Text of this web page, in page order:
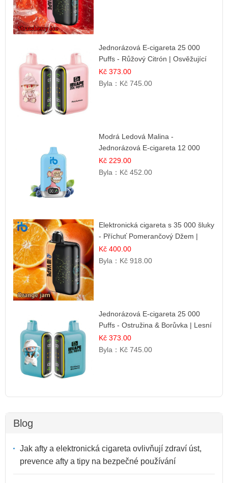
Jednorázová E-cigareta 25 000
Puffs - Růžový Citrón | Osvěžující
citrusová příchuť
Kč 373.00
Byla： Kč 745.00
Modrá Ledová Malina -
Jednorázová E-cigareta 12 000
šluků | Osvěžující Bobulová Příchuť
Kč 229.00
Byla： Kč 452.00
Elektronická cigareta s 35 000 šluky
- Příchuť Pomerančový Džem |
Dlouhotrvající zážitek
Kč 400.00
Byla： Kč 918.00
Jednorázová E-cigareta 25 000
Puffs - Ostružina & Borůvka | Lesní
ovocná směs
Kč 373.00
Byla： Kč 745.00
Blog
Jak afty a elektronická cigareta ovlivňují zdraví úst,
prevence afty a tipy na bezpečné používání